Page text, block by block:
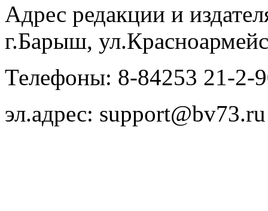
Адрес редакции и
г.Барыш,
Телефоны: 8-84253 21-2-
эл.адрес: support@bv73.ru